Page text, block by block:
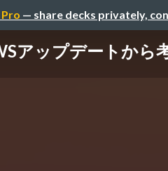
— share decks privately,
アップデートから